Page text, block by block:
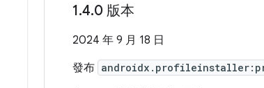
1.4.0 版本
2024 年 9 月 18 日
發布